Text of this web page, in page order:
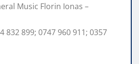
Music Florin Ionas –
832 899; 0747 960 911; 0357